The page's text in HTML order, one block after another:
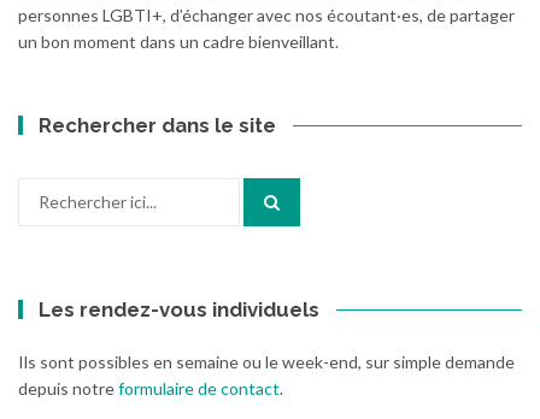
personnes LGBTI+, d’échanger avec nos écoutant·es, de partager
un bon moment dans un cadre bienveillant.
Rechercher dans le site
Les rendez-vous individuels
Ils sont possibles en semaine ou le week-end, sur simple demande
depuis notreformulaire de contact.